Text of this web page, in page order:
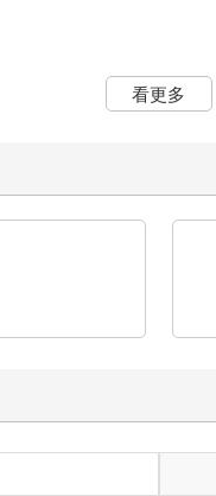
」
方向投來視線，那眼神
一刻宛若電影裡誇張的
池狂歡裡。
縱地投入一場虛幻的
們推來擠去，馮千羽
遠看向舞台。
密麻麻推擠著爭取更靠
和他對上視線，或許
麥著稱，每一首都能聽
看更多